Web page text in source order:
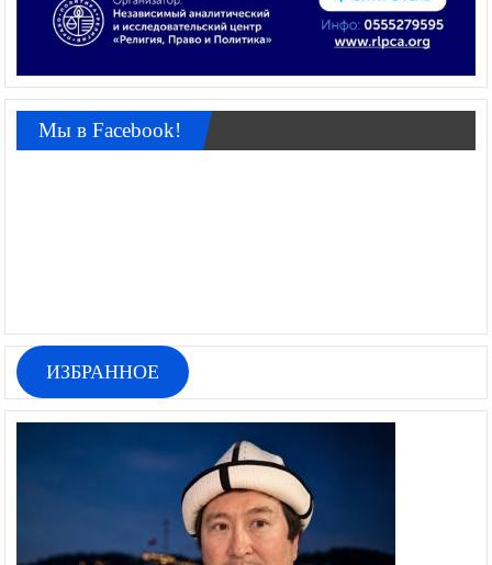
Мы в Facebook!
ИЗБРАННОЕ